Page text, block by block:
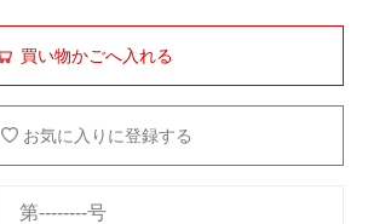
第--------号
お気に入りに登録する